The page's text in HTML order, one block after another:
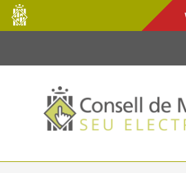
Salta al contingut principal
Consell
de
Mallorca